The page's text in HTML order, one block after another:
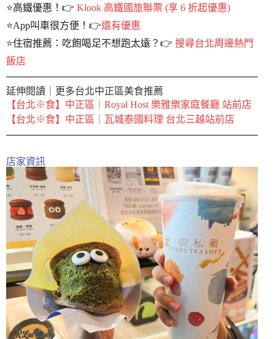
⭐️高鐵優惠！👉 Klook 高鐵國旅聯票 (享 6 折起優惠)
⭐️App叫車很方便！👉還有優惠
⭐️住宿推薦：吃飽喝足不想跑太遠？👉 搜尋台北周邊熱門
飯店
延伸閱讀｜更多台北中正區美食推薦
【台北※食】中正區｜Royal Host 樂雅樂家庭餐廳 站前店
【台北※食】中正區｜瓦城泰國料理 台北三越站前店
店家資訊